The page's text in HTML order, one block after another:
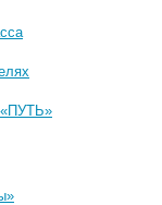
«ПУТЬ»